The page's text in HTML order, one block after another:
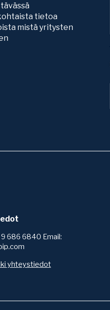
tietoa
mistä yritysten
686 6840 Email:
yhteystiedot